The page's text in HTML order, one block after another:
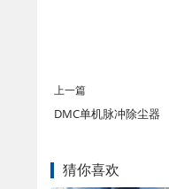
上一篇
DMC单机脉冲除尘器
猜你喜欢